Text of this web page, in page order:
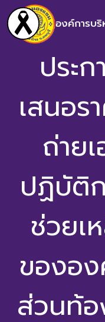
องค์การบ
ประ
เสนอร
ถ่าย
ปฏิบัติ
ช่วยเ
ของอ
ส่วนท้